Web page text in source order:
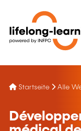
Startseite Alle